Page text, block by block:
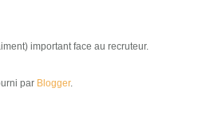
important face au recruteur.
par Blogger.